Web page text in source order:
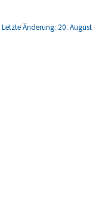
Letzte Änderung: 20. August